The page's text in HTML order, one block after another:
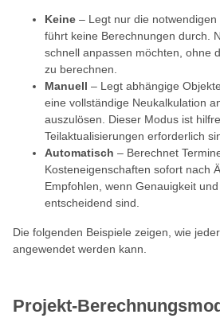
Keine – Legt nur die
führt keine Berechnungen durch.
schnell anpassen möchten, ohne
zu berechnen.
Manuell – Legt abhängige
eine vollständige Neukalkulation
auszulösen. Dieser Modus ist
Teilaktualisierungen erforderlich
Automatisch – Berechnet
Kosteneigenschaften sofort nach
Empfohlen, wenn Genauigkeit
entscheidend sind.
Die folgenden Beispiele zeigen, wie
angewendet werden kann.
Projekt-